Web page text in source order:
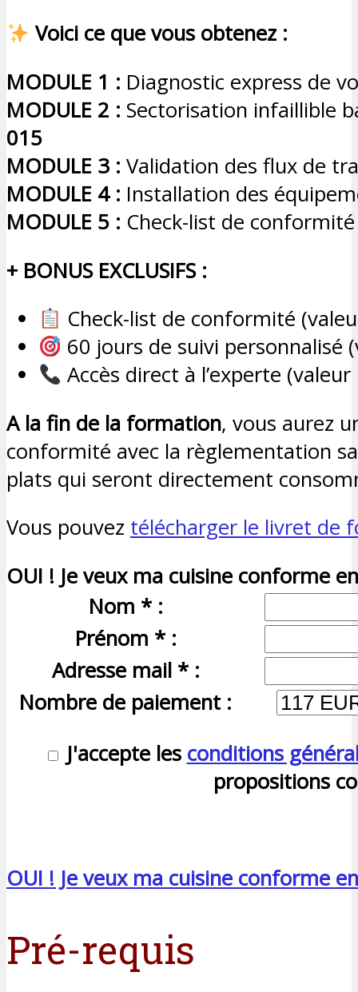
Voici ce que vous obtenez :
MODULE 1 : Diagnostic express de
MODULE 2 : Sectorisation infaillible
015
MODULE 3 : Validation des flux de
MODULE 4 : Installation des
MODULE 5 : Check-list de
+ BONUS EXCLUSIFS :
Check-list de conformité
60 jours de suivi personnalisé
Accès direct à l’experte
A la fin de la formation, vous aurez
conformité avec la règlementation
plats qui seront directement
Vous pouvez télécharger le livret de
OUI ! Je veux ma cuisine conforme
Nom * :
Prénom * :
Adresse mail * :
Nombre de paiement :
J'accepte les conditions
propositions
OUI ! Je veux ma cuisine conforme
Pré-requis